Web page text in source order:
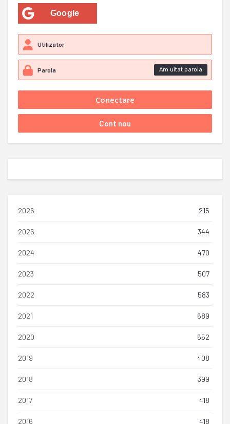
Google
Am uitat parola
2026 215
2025 344
2024 470
2023 507
2022 583
2021 689
2020 652
2019 408
2018 399
2017 418
2016 418